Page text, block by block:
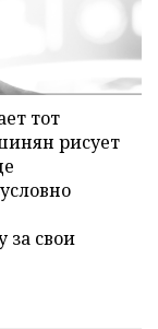
тот
рисует
за свои